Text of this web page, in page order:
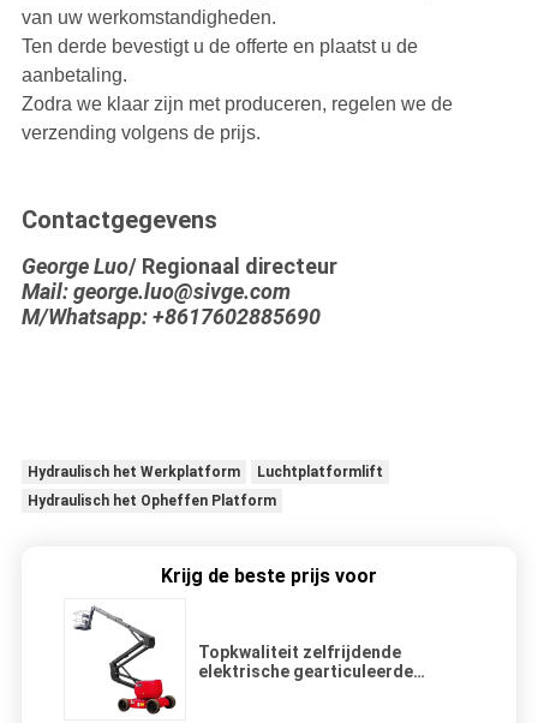
van uw werkomstandigheden.
Ten derde bevestigt u de offerte en plaatst u de
aanbetaling.
Zodra we klaar zijn met produceren, regelen we de
verzending volgens de prijs.
Contactgegevens
George Luo/ Regionaal directeur
Mail: george.luo@sivge.com
M/Whatsapp: +8617602885690
Hydraulisch het Werkplatform
Luchtplatformlift
Hydraulisch het Opheffen Platform
Krijg de beste prijs voor
Topkwaliteit zelfrijdende
elektrische gearticuleerde